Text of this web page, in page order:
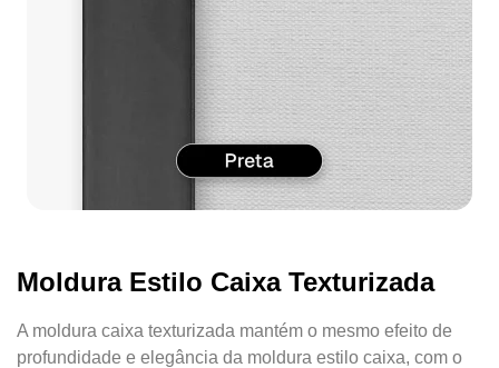
Moldura Estilo Caixa Texturizada
A moldura caixa texturizada mantém o mesmo efeito de
profundidade e elegância da moldura estilo caixa, com o